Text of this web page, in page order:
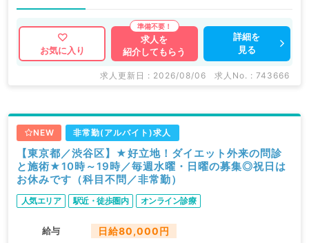
お気に入り
求人を
紹介してもらう
詳細を
見る
求人更新日 : 2026/08/06 求人No. : 743666
NEW 非常勤(アルバイト)求人
【東京都／渋谷区】★好立地！ダイエット外来の問診
と施術★10時～19時／毎週水曜・日曜の募集◎祝日は
お休みです（科目不問／非常勤）
人気エリア 駅近・徒歩圏内 オンライン診療
給与 日給80,000円